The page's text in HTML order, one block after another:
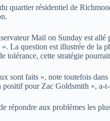
quartier résidentiel de
Mail on Sunday est
». La question est illustrée de
tolérance, cette stratégie
sont faits », note toutefois
positif pour Zac Goldsmith », a-
répondre aux problèmes les